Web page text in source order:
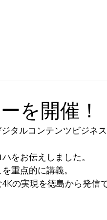
を開催！
タルコンテンツビジネ
をお伝えしました。
重点的に講義。
の実現を徳島から発信